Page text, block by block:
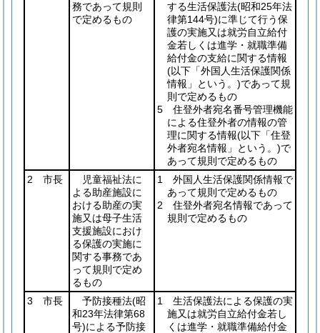
務であって規則
で定めるもの
する生活保護法(昭和25年法
律第144号)に準じて行う保
護の実施又は就労自立給付
金若しくは進学・就職準備
給付金の支給に関する情報
(以下「外国人生活保護関係
情報」という。)であって規
則で定めるもの
5 住登外者宛名番号管理機能
による住登外者の情報の管
理に関する情報(以下「住登
外者宛名情報」という。)で
あって規則で定めるもの
2 市長
児童福祉法に
よる助産施設に
おける助産の実
施又は母子生活
支援施設におけ
る保護の実施に
関する事務であ
って規則で定め
るもの
1 外国人生活保護関係情報で
あって規則で定めるもの
2 住登外者宛名情報であって
規則で定めるもの
3 市長 予防接種法(昭
和23年法律第68
号)による予防接
1 生活保護法による保護の実
施又は就労自立給付金若し
くは進学・就職準備給付金